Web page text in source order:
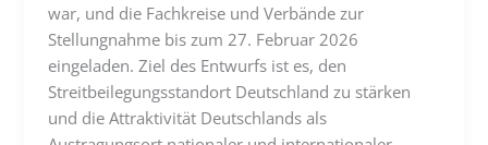
war, und die Fachkreise und Verbände zur
Stellungnahme bis zum 27. Februar 2026
eingeladen. Ziel des Entwurfs ist es, den
Streitbeilegungsstandort Deutschland zu stärken
und die Attraktivität Deutschlands als